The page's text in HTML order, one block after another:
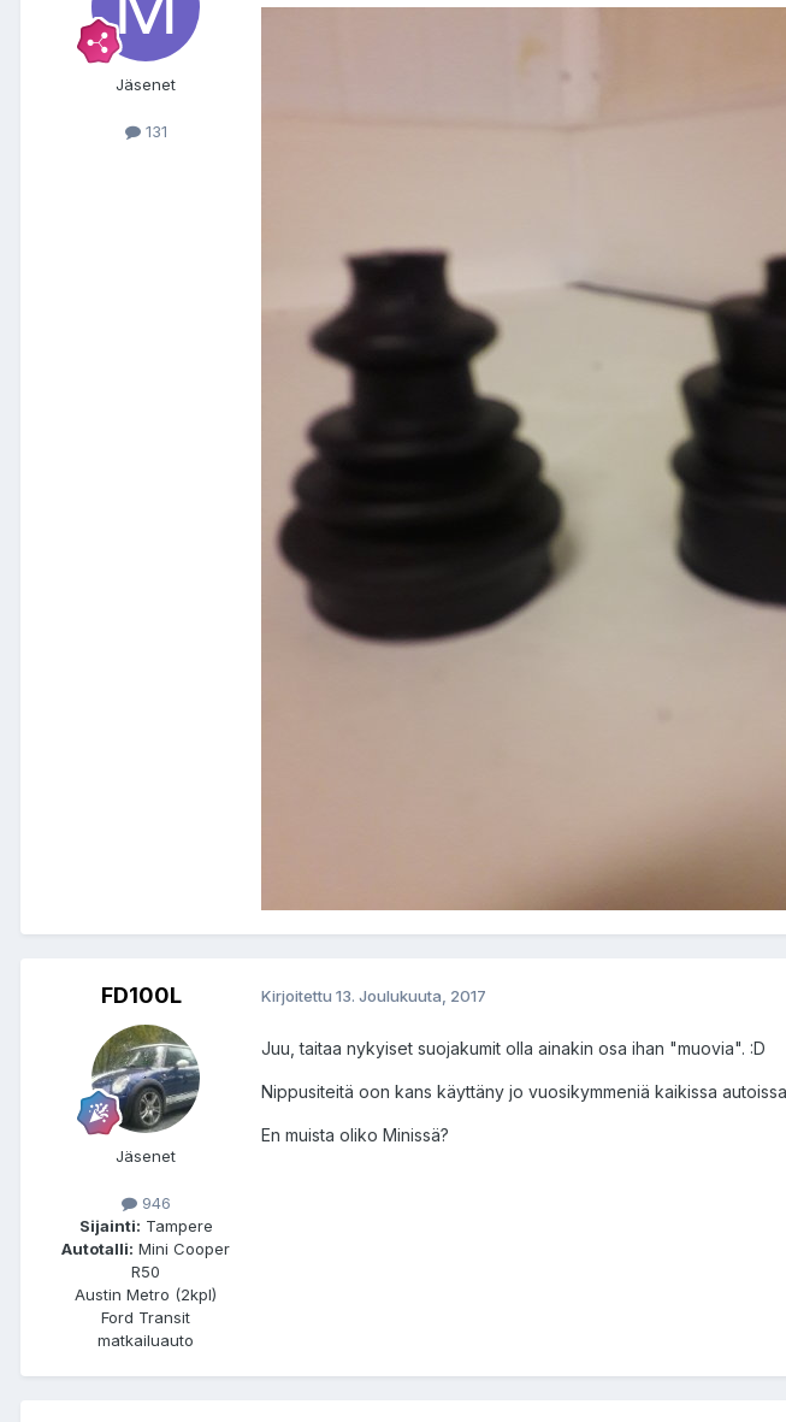
Jäsenet
131
FD100L
Jäsenet
946
Sijainti: Tampere
Autotalli: Mini Cooper
R50
Austin Metro (2kpl)
Ford Transit
matkailuauto
Kirjoitettu 13. Joulukuuta, 2017
Juu, taitaa nykyiset suojakumit olla ainakin osa ihan "muovia". :D
Nippusiteitä oon kans käyttäny jo vuosikymmeniä kaikissa
En muista oliko Minissä?